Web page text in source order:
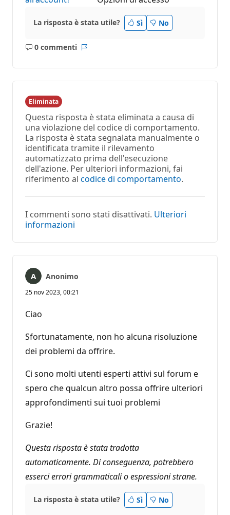
La risposta è stata utile? Sì No
0 commenti
Nessun
Eliminata
Questa risposta è stata eliminata a causa di
una violazione del codice di comportamento.
La risposta è stata segnalata manualmente o
identificata tramite il rilevamento
automatizzato prima dell'esecuzione
dell'azione. Per ulteriori informazioni, fai
riferimento al codice di comportamento.
I commenti sono stati disattivati. Ulteriori
informazioni
Anonimo
25 nov 2023, 00:21
Ciao
Sfortunatamente, non ho alcuna risoluzione
dei problemi da offrire.
Ci sono molti utenti esperti attivi sul forum e
spero che qualcun altro possa offrire ulteriori
approfondimenti sui tuoi problemi
Grazie!
Questa risposta è stata tradotta
automaticamente. Di conseguenza, potrebbero
esserci errori grammaticali o espressioni strane.
La risposta è stata utile? Sì No